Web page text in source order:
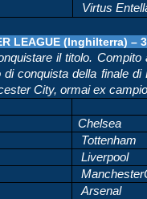
Virtus
LEAGUE (Inghilterra) –
il titolo. Compito
conquista della finale
City, ormai ex
Chelsea
Tottenham
Liverpool
Arsenal